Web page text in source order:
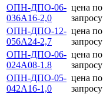
ОПН-ДПО-06-
036А16-2,0
цена по
запросу
ОПН-ДПО-12-
056А24-2,7
цена по
запросу
ОПН-ДПО-06-
024А08-1.8
цена по
запросу
ОПН-ДПО-05-
042А16-1,0
цена по
запросу